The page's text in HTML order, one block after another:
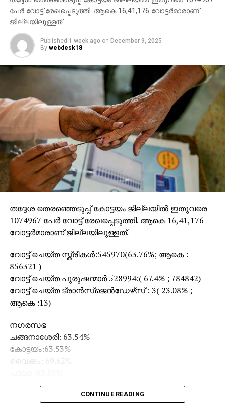
പേര്‍ വോട്ട് രേഖപ്പെടുത്തി. ആകെ 16,41,176 വോട്ടര്‍മാരാണ്
ജില്ലയിലുള്ളത്.
Published 1 week ago on December 9, 2025
By webdesk18
തദ്ദേശ തെരഞ്ഞെടുപ്പ് കോട്ടയം ജില്ലയില്‍ ഇതുവരെ
1074967 പേര്‍ വോട്ട് രേഖപ്പെടുത്തി. ആകെ 16,41,176
വോട്ടര്‍മാരാണ് ജില്ലയിലുള്ളത്.
വോട്ട് ചെയ്ത സ്ത്രീകള്‍:545970(63.76%; ആകെ :
856321 )
വോട്ട് ചെയ്ത പുരുഷന്മാര്‍ 528994:( 67.4% ; 784842)
വോട്ട് ചെയ്ത ട്രാന്‍സ്‌ജെന്‍ഡേഴ്‌സ് : 3( 23.08% ;
ആകെ :13)
നഗരസഭ
ചങ്ങനാശേരി: 63.54%
കോട്ടയം:63.53%
വൈക്കം: 69.62%
ഏറ്റുമാനൂര്‍: 65.22%
ഈരാറ്റുപേട്ട: 80.04%CONTINUE READING